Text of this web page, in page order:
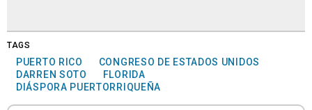
TAGS
PUERTO RICO
CONGRESO DE ESTADOS UNIDOS
DARREN SOTO
FLORIDA
DIÁSPORA PUERTORRIQUEÑA